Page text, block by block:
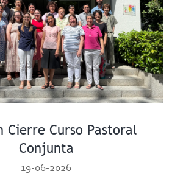
Cierre Curso Pastoral
Conjunta
19-06-2026